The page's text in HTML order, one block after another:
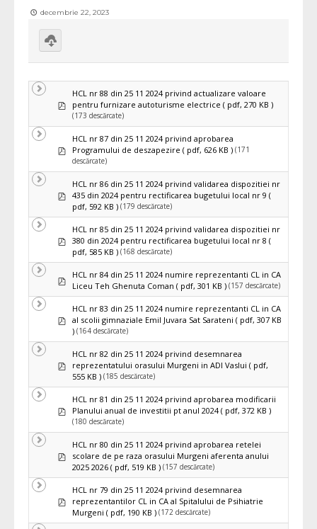
decembrie 22, 2023
pdf
HCL nr 88 din 25 11 2024 privind actualizare valoare
pentru furnizare autoturisme electrice ( pdf, 270 KB )
(173 descărcate)
pdf
HCL nr 87 din 25 11 2024 privind aprobarea
Programului de deszapezire ( pdf, 626 KB ) (171
descărcate)
pdf
HCL nr 86 din 25 11 2024 privind validarea dispozitiei nr
435 din 2024 pentru rectificarea bugetului local nr 9 (
pdf, 592 KB ) (179 descărcate)
pdf
HCL nr 85 din 25 11 2024 privind validarea dispozitiei nr
380 din 2024 pentru rectificarea bugetului local nr 8 (
pdf, 585 KB ) (168 descărcate)
pdfHCL nr 84 din 25 11 2024 numire reprezentanti CL in CA
Liceu Teh Ghenuta Coman ( pdf, 301 KB ) (157 descărcate)
pdf
HCL nr 83 din 25 11 2024 numire reprezentanti CL in CA
al scolii gimnaziale Emil Juvara Sat Sarateni ( pdf, 307 KB
) (164 descărcate)
pdf
HCL nr 82 din 25 11 2024 privind desemnarea
reprezentatului orasului Murgeni in ADI Vaslui ( pdf,
555 KB ) (185 descărcate)
pdf
HCL nr 81 din 25 11 2024 privind aprobarea modificarii
Planului anual de investitii pt anul 2024 ( pdf, 372 KB )
(180 descărcate)
pdf
HCL nr 80 din 25 11 2024 privind aprobarea retelei
scolare de pe raza orasului Murgeni aferenta anului
2025 2026 ( pdf, 519 KB ) (157 descărcate)
pdf
HCL nr 79 din 25 11 2024 privind desemnarea
reprezentantilor CL in CA al Spitalului de Psihiatrie
Murgeni ( pdf, 190 KB ) (172 descărcate)